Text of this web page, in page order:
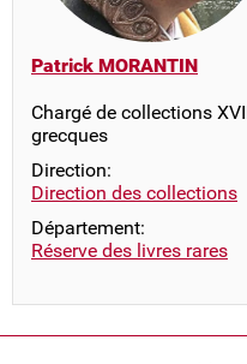
Patrick MORANTIN
Chargé de collections
grecques
Direction:
Direction des collections
Département:
Réserve des livres rares